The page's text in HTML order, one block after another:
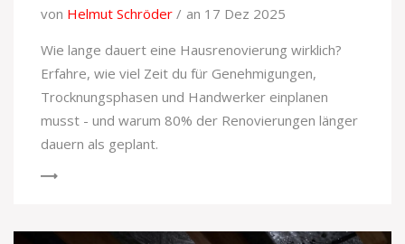
von Helmut Schröder
an 17 Dez 2025
Wie lange dauert eine Hausrenovierung wirklich?
Erfahre, wie viel Zeit du für Genehmigungen,
Trocknungsphasen und Handwerker einplanen
musst - und warum 80% der Renovierungen länger
dauern als geplant.